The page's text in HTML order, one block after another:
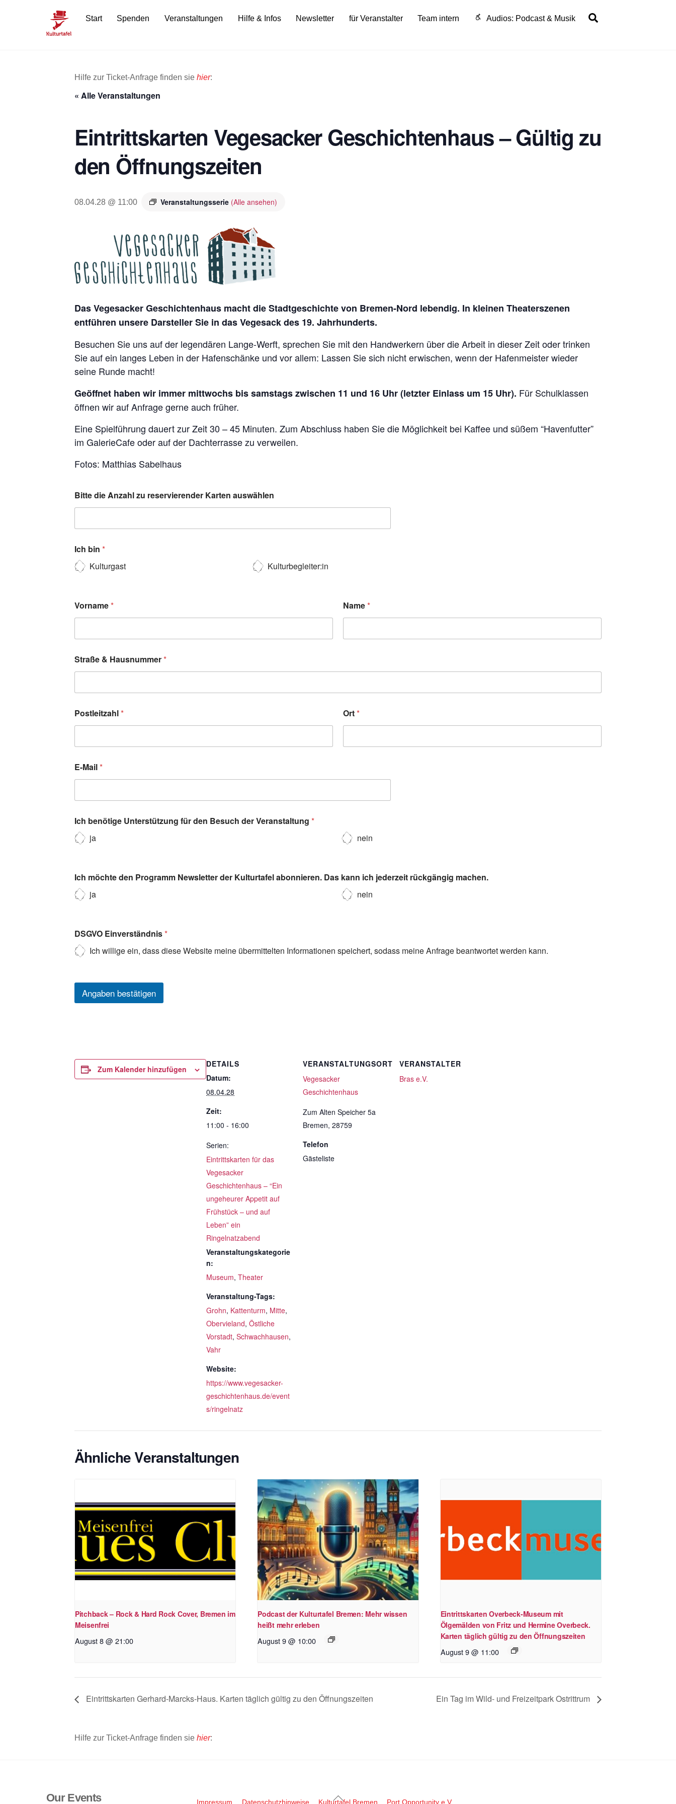
Start Spenden Veranstaltungen Hilfe & Infos Newsletter für Veranstalter Team intern Audios: Podcast & Musik
Hilfe zur Ticket-Anfrage finden sie hier:
« Alle Veranstaltungen
Eintrittskarten Vegesacker Geschichtenhaus – Gültig zu
den Öffnungszeiten
08.04.28 @ 11:00 Veranstaltungsserie (Alle ansehen)
Das Vegesacker Geschichtenhaus macht die Stadtgeschichte von Bremen-Nord lebendig. In kleinen Theaterszenen
entführen unsere Darsteller Sie in das Vegesack des 19. Jahrhunderts.
Besuchen Sie uns auf der legendären Lange-Werft, sprechen Sie mit den Handwerkern über die Arbeit in dieser Zeit oder trinken
Sie auf ein langes Leben in der Hafenschänke und vor allem: Lassen Sie sich nicht erwischen, wenn der Hafenmeister wieder
seine Runde macht!
Geöffnet haben wir immer mittwochs bis samstags zwischen 11 und 16 Uhr (letzter Einlass um 15 Uhr). Für Schulklassen
öffnen wir auf Anfrage gerne auch früher.
Eine Spielführung dauert zur Zeit 30 – 45 Minuten. Zum Abschluss haben Sie die Möglichkeit bei Kaffee und süßem “Havenfutter”
im GalerieCafe oder auf der Dachterrasse zu verweilen.
Fotos: Matthias Sabelhaus
Bitte die Anzahl zu reservierender Karten auswählen
Ich bin *
Kulturgast
Kulturbegleiter:in
Vorname* Name*
Straße & Hausnummer*
Postleitzahl* Ort*
E-Mail*
Ich benötige Unterstützung für den Besuch der Veranstaltung *
ja
nein
Ich möchte den Programm Newsletter der Kulturtafel abonnieren. Das kann ich jederzeit rückgängig machen.
ja
nein
DSGVO Einverständnis*
Ich willige ein, dass diese Website meine übermittelten Informationen speichert, sodass meine Anfrage beantwortet werden kann.
Angaben bestätigen
Zum Kalender hinzufügen
DETAILS
Datum:
08.04.28
Zeit:
11:00 - 16:00
Serien:
Eintrittskarten für das
Vegesacker
Geschichtenhaus – “Ein
ungeheurer Appetit auf
Frühstück – und auf
Leben” ein
Ringelnatzabend
Veranstaltungskategorie
n:
Museum, Theater
Veranstaltung-Tags:
Grohn, Kattenturm, Mitte,
Obervieland, Östliche
Vorstadt, Schwachhausen,
Vahr
Website:
https://www.vegesacker-
geschichtenhaus.de/event
s/ringelnatz
VERANSTALTUNGSORT
Vegesacker
Geschichtenhaus
Zum Alten Speicher 5a
Bremen, 28759
Telefon
Gästeliste
VERANSTALTER
Bras e.V.
Ähnliche Veranstaltungen
Pitchback – Rock & Hard Rock Cover, Bremen im
Meisenfrei
August 8 @ 21:00
Podcast der Kulturtafel Bremen: Mehr wissen
heißt mehr erleben
August 9 @ 10:00
Eintrittskarten Overbeck-Museum mit
Ölgemälden von Fritz und Hermine Overbeck.
Karten täglich gültig zu den Öffnungszeiten
August 9 @ 11:00
Eintrittskarten Gerhard-Marcks-Haus. Karten täglich gültig zu den Öffnungszeiten Ein Tag im Wild- und Freizeitpark Ostrittrum
Hilfe zur Ticket-Anfrage finden sie hier:
Back
Our Events Impressum Datenschutzhinweise Kulturtafel Bremen Port Opportunity e.V.